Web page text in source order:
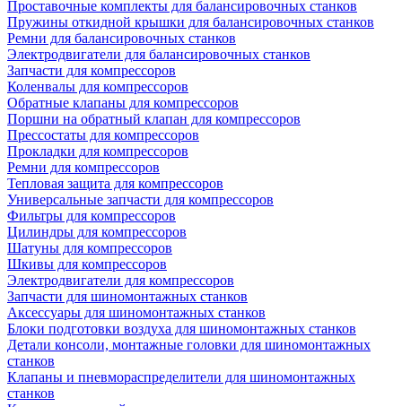
Проставочные комплекты для балансировочных станков
Пружины откидной крышки для балансировочных станков
Ремни для балансировочных станков
Электродвигатели для балансировочных станков
Запчасти для компрессоров
Коленвалы для компрессоров
Обратные клапаны для компрессоров
Поршни на обратный клапан для компрессоров
Прессостаты для компрессоров
Прокладки для компрессоров
Ремни для компрессоров
Тепловая защита для компрессоров
Универсальные запчасти для компрессоров
Фильтры для компрессоров
Цилиндры для компрессоров
Шатуны для компрессоров
Шкивы для компрессоров
Электродвигатели для компрессоров
Запчасти для шиномонтажных станков
Аксессуары для шиномонтажных станков
Блоки подготовки воздуха для шиномонтажных станков
Детали консоли, монтажные головки для шиномонтажных
станков
Клапаны и пневмораспределители для шиномонтажных
станков